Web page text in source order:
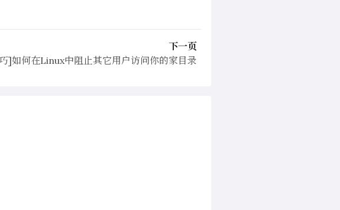
下一页
]如何在Linux中阻止其它用户访问你的家目录